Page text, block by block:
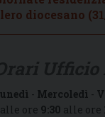
diocesano
- Mercoledì -
ore 9:30 alle ore